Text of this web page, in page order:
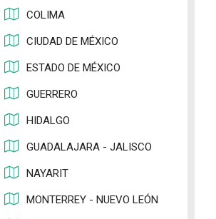
COLIMA
CIUDAD DE MÉXICO
ESTADO DE MÉXICO
GUERRERO
HIDALGO
GUADALAJARA - JALISCO
NAYARIT
MONTERREY - NUEVO LEÓN